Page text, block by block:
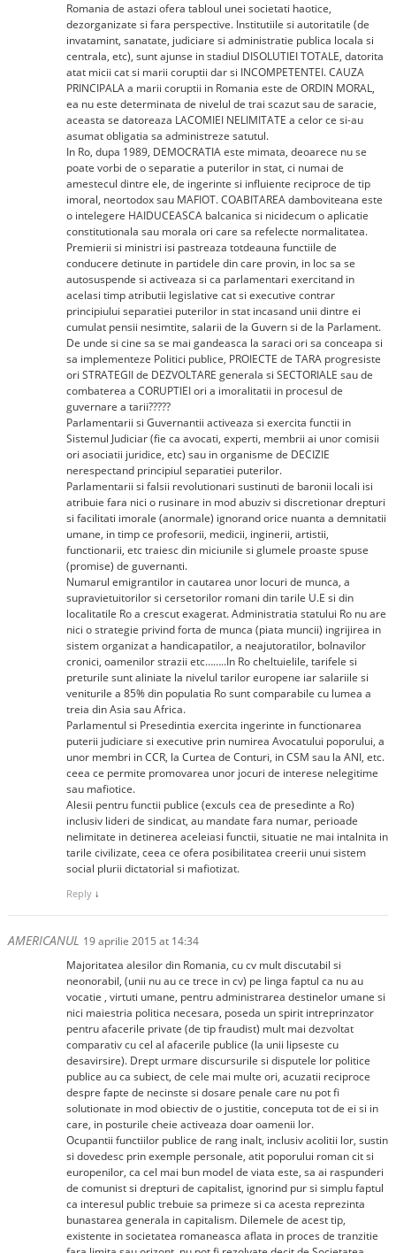
Romania de astazi ofera tabloul unei societati haotice,
dezorganizate si fara perspective. Institutiile si autoritatile (de
invatamint, sanatate, judiciare si administratie publica locala si
centrala, etc), sunt ajunse in stadiul DISOLUTIEI TOTALE, datorita
atat micii cat si marii coruptii dar si INCOMPETENTEI. CAUZA
PRINCIPALA a marii coruptii in Romania este de ORDIN MORAL,
ea nu este determinata de nivelul de trai scazut sau de saracie,
aceasta se datoreaza LACOMIEI NELIMITATE a celor ce si-au
asumat obligatia sa administreze satutul.
In Ro, dupa 1989, DEMOCRATIA este mimata, deoarece nu se
poate vorbi de o separatie a puterilor in stat, ci numai de
amestecul dintre ele, de ingerinte si influiente reciproce de tip
imoral, neortodox sau MAFIOT. COABITAREA damboviteana este
o intelegere HAIDUCEASCA balcanica si nicidecum o aplicatie
constitutionala sau morala ori care sa refelecte normalitatea.
Premierii si ministri isi pastreaza totdeauna functiile de
conducere detinute in partidele din care provin, in loc sa se
autosuspende si activeaza si ca parlamentari exercitand in
acelasi timp atributii legislative cat si executive contrar
principiului separatiei puterilor in stat incasand unii dintre ei
cumulat pensii nesimtite, salarii de la Guvern si de la Parlament.
De unde si cine sa se mai gandeasca la saraci ori sa conceapa si
sa implementeze Politici publice, PROIECTE de TARA progresiste
ori STRATEGII de DEZVOLTARE generala si SECTORIALE sau de
combaterea a CORUPTIEI ori a imoralitatii in procesul de
guvernare a tarii?????
Parlamentarii si Guvernantii activeaza si exercita functii in
Sistemul Judiciar (fie ca avocati, experti, membrii ai unor comisii
ori asociatii juridice, etc) sau in organisme de DECIZIE
nerespectand principiul separatiei puterilor.
Parlamentarii si falsii revolutionari sustinuti de baronii locali isi
atribuie fara nici o rusinare in mod abuziv si discretionar drepturi
si facilitati imorale (anormale) ignorand orice nuanta a demnitatii
umane, in timp ce profesorii, medicii, inginerii, artistii,
functionarii, etc traiesc din miciunile si glumele proaste spuse
(promise) de guvernanti.
Numarul emigrantilor in cautarea unor locuri de munca, a
supravietuitorilor si cersetorilor romani din tarile U.E si din
localitatile Ro a crescut exagerat. Administratia statului Ro nu are
nici o strategie privind forta de munca (piata muncii) ingrijirea in
sistem organizat a handicapatilor, a neajutoratilor, bolnavilor
cronici, oamenilor strazii etc……..In Ro cheltuielile, tarifele si
preturile sunt aliniate la nivelul tarilor europene iar salariile si
veniturile a 85% din populatia Ro sunt comparabile cu lumea a
treia din Asia sau Africa.
Parlamentul si Presedintia exercita ingerinte in functionarea
puterii judiciare si executive prin numirea Avocatului poporului, a
unor membri in CCR, la Curtea de Conturi, in CSM sau la ANI, etc.
ceea ce permite promovarea unor jocuri de interese nelegitime
sau mafiotice.
Alesii pentru functii publice (exculs cea de presedinte a Ro)
inclusiv lideri de sindicat, au mandate fara numar, perioade
nelimitate in detinerea aceleiasi functii, situatie ne mai intalnita in
tarile civilizate, ceea ce ofera posibilitatea creerii unui sistem
social plurii dictatorial si mafiotizat.
Reply ↓
AMERICANUL 19 aprilie 2015 at 14:34
Majoritatea alesilor din Romania, cu cv mult discutabil si
neonorabil, (unii nu au ce trece in cv) pe linga faptul ca nu au
vocatie , virtuti umane, pentru administrarea destinelor umane si
nici maiestria politica necesara, poseda un spirit intreprinzator
pentru afacerile private (de tip fraudist) mult mai dezvoltat
comparativ cu cel al afacerile publice (la unii lipseste cu
desavirsire). Drept urmare discursurile si disputele lor politice
publice au ca subiect, de cele mai multe ori, acuzatii reciproce
despre fapte de necinste si dosare penale care nu pot fi
solutionate in mod obiectiv de o justitie, conceputa tot de ei si in
care, in posturile cheie activeaza doar oamenii lor.
Ocupantii functiilor publice de rang inalt, inclusiv acolitii lor, sustin
si dovedesc prin exemple personale, atit poporului roman cit si
europenilor, ca cel mai bun model de viata este, sa ai raspunderi
de comunist si drepturi de capitalist, ignorind pur si simplu faptul
ca interesul public trebuie sa primeze si ca acesta reprezinta
bunastarea generala in capitalism. Dilemele de acest tip,
existente in societatea romaneasca aflata in proces de tranzitie